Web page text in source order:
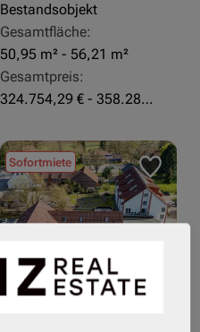
Bestandsobjekt
Gesamtfläche:
50,95 m² - 56,21 m²
Gesamtpreis:
324.754,29 € - 358.289,14 €
Sofortmiete